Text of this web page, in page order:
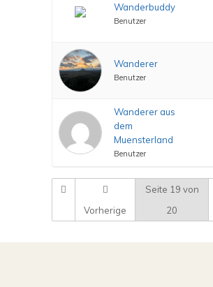
Wanderbuddy
Benutzer
Wanderer
Benutzer
Wanderer aus
dem
Muensterland
Benutzer
Vorherige
Seite 19 von
20